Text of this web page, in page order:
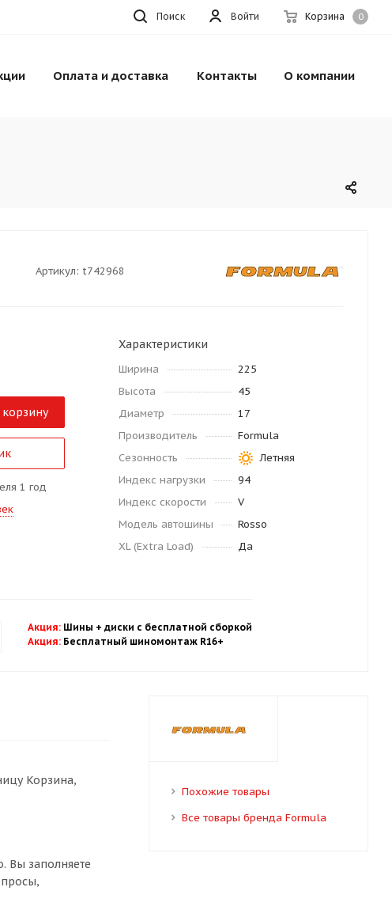
Корзина 0
Войти
Поиск
Оплата и доставка Контакты О компании
Артикул: t742968
корзину
1 год
Характеристики
Ширина
225
Высота
45
Диаметр
17
Производитель
Formula
Сезонность
Летняя
Индекс нагрузки
94
Индекс скорости
V
Модель автошины
Rosso
XL (Extra Load)
Да
Акция: Шины + диски с бесплатной сборкой
Акция: Бесплатный шиномонтаж R16+
Корзина,
Вы заполняете
Похожие товары
Все товары бренда Formula